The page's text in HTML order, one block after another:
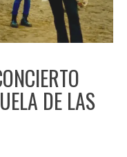
DE LAS